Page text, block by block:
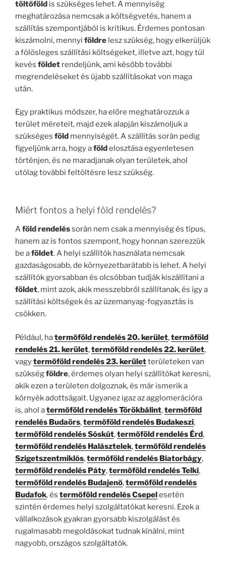
töltőföld is szükséges lehet. A mennyiség
meghatározása nemcsak a költségvetés, hanem a
szállítás szempontjából is kritikus. Érdemes pontosan
kiszámolni, mennyi földre lesz szükség, hogy elkerüljük
a fölösleges szállítási költségeket, illetve azt, hogy túl
kevés földet rendeljünk, ami később további
megrendeléseket és újabb szállításokat von maga
után.
Egy praktikus módszer, ha előre meghatározzuk a
terület méreteit, majd ezek alapján kiszámoljuk a
szükséges föld mennyiségét. A szállítás során pedig
figyeljünk arra, hogy aföldelosztása egyenletesen
történjen, és ne maradjanak olyan területek, ahol
utólag további feltöltésre lesz szükség.
Miért fontos a helyi föld rendelés?
Aföld rendeléssorán nem csak a mennyiség és típus,
hanem az is fontos szempont, hogy honnan szerezzük
be aföldet. A helyi szállítók használata nemcsak
gazdaságosabb, de környezetbarátabb is lehet. A helyi
szállítók gyorsabban és olcsóbban tudják kiszállítani a
földet, mint azok, akik messzebbről szállítanak, és így a
szállítási költségek és az üzemanyag-fogyasztás is
csökken.
Például, hatermőföld rendelés 20. kerület,termőföld
rendelés 21. kerület,termőföld rendelés 22. kerület,
vagytermőföld rendelés 23. kerületterületeken van
szükségföldre, érdemes olyan helyi szállítókat keresni,
akik ezen a területen dolgoznak, és már ismerik a
környék adottságait. Ugyanez igaz az agglomerációra
is, ahol atermőföld rendelés Törökbálint,termőföld
rendelés Budaörs,termőföld rendelés Budakeszi,
termőföld rendelés Sóskút,termőföld rendelés Érd,
termőföld rendelés Halásztelek,termőföld rendelés
Szigetszentmiklós,termőföld rendelés Biatorbágy,
termőföld rendelés Páty,termőföld rendelés Telki,
termőföld rendelés Budajenő,termőföld rendelés
Budafok, és termőföld rendelés Csepelesetén
szintén érdemes helyi szolgáltatókat keresni. Ezek a
vállalkozások gyakran gyorsabb kiszolgálást és
rugalmasabb megoldásokat tudnak kínálni, mint
nagyobb, országos szolgáltatók.